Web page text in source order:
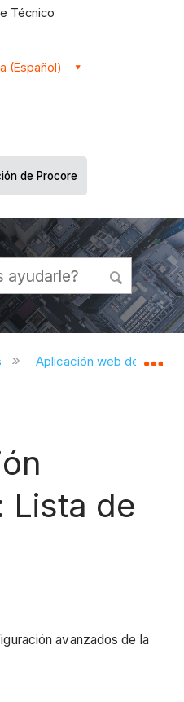
Técnico
(Español)
de Procore
jerarquía global
Aplicación web de
Lista de
avanzados de la